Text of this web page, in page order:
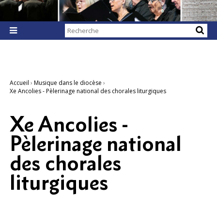

Chercher par
Recherche
Accueil › Musique dans le diocèse ›
Xe Ancolies - Pèlerinage national des chorales liturgiques
Xe Ancolies -
Pèlerinage national
des chorales
liturgiques